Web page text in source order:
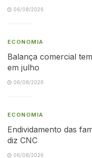
06/08/2026
ECONOMIA
Balança comercial
em julho
06/08/2026
ECONOMIA
Endividamento das
diz CNC
06/08/2026